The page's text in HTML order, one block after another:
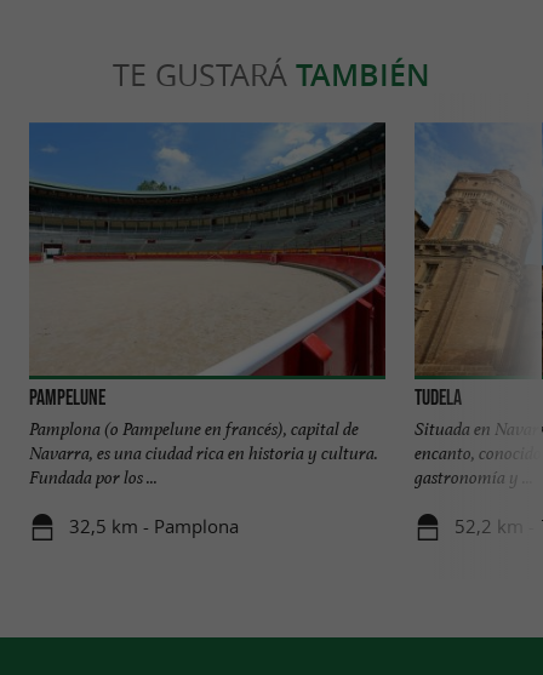
TE GUSTARÁ TAMBIÉN
Pampelune
Pamplona (o Pampelune en francés), capital de
Navarra, es una ciudad rica en historia y cultura.
Fundada por los ...
32,5 km - Pamplona
Tudela
Situada en
encanto,
gastronomía y ...
52,2 km -